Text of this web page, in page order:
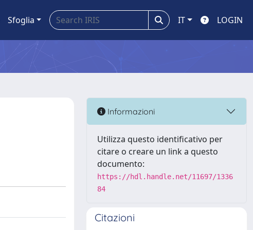
Sfoglia IT LOGIN
Informazioni
Utilizza questo identificativo per
citare o creare un link a questo
documento:
https://hdl.handle.net/11697/1336
84
Citazioni